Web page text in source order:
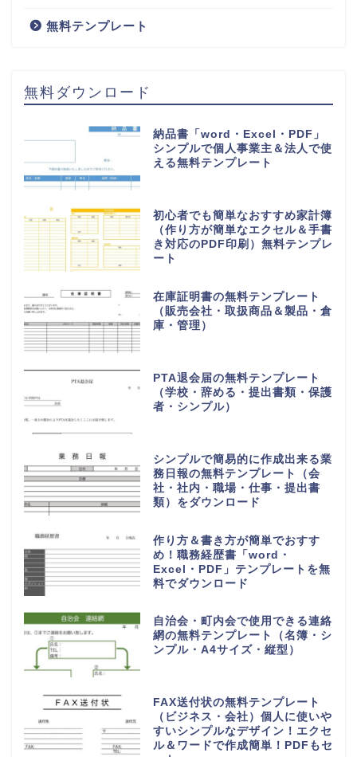
無料テンプレート
無料ダウンロード
納品書「word・Excel・PDF」
シンプルで個人事業主＆法人で使
える無料テンプレート
初心者でも簡単なおすすめ家計簿
（作り方が簡単なエクセル＆手書
き対応のPDF印刷）無料テンプレ
ート
在庫証明書の無料テンプレート
（販売会社・取扱商品＆製品・倉
庫・管理）
PTA退会届の無料テンプレート
（学校・辞める・提出書類・保護
者・シンプル）
シンプルで簡易的に作成出来る業
務日報の無料テンプレート（会
社・社内・職場・仕事・提出書
類）をダウンロード
作り方＆書き方が簡単でおすす
め！職務経歴書「word・
Excel・PDF」テンプレートを無
料でダウンロード
自治会・町内会で使用できる連絡
網の無料テンプレート（名簿・シ
ンプル・A4サイズ・縦型）
FAX送付状の無料テンプレート
（ビジネス・会社）個人に使いや
すいシンプルなデザイン！エクセ
ル＆ワードで作成簡単！PDFもセ